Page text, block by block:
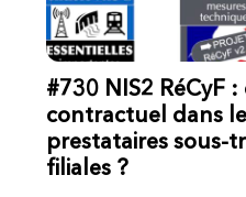
#730 NIS2 RéCyF
contractuel dans
prestataires sous-
filiales ?